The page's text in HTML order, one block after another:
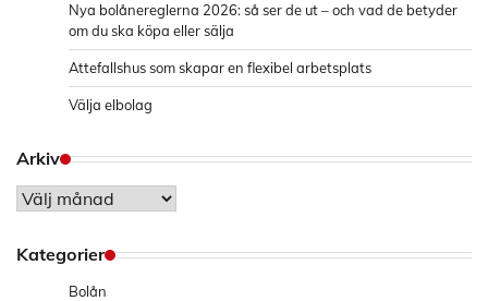
Nya bolånereglerna 2026: så ser de ut – och vad de betyder
om du ska köpa eller sälja
Attefallshus som skapar en flexibel arbetsplats
Välja elbolag
Arkiv
Arkiv
Kategorier
Bolån